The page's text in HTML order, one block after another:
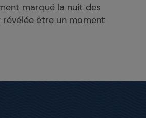
marqué la nuit des
révélée être un moment